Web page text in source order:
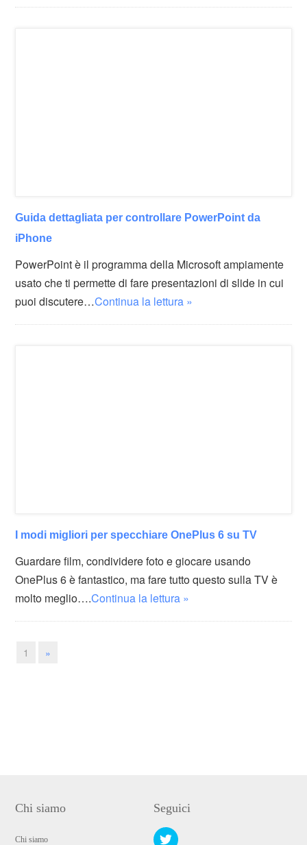
Guida dettagliata per controllare PowerPoint da
iPhone
PowerPoint è il programma della Microsoft ampiamente
usato che ti permette di fare presentazioni di slide in cui
puoi discutere…Continua la lettura »
I modi migliori per specchiare OnePlus 6 su TV
Guardare film, condividere foto e giocare usando
OnePlus 6 è fantastico, ma fare tutto questo sulla TV è
molto meglio….Continua la lettura »
1 »
Chi siamo
Chi siamo
Seguici